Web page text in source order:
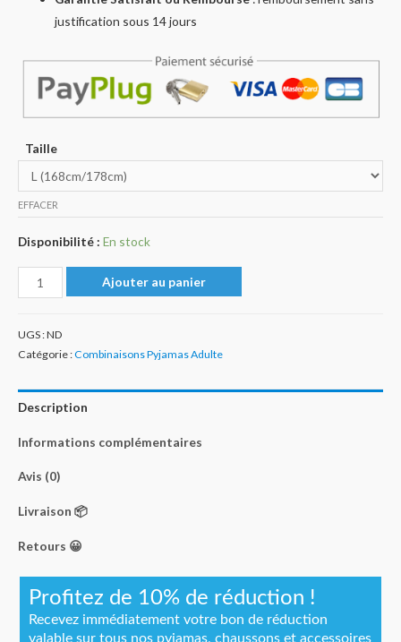
justification sous 14 jours
Taille
EFFACER
Disponibilité : En stock
quantité
de
Homme/Femme
Ajouter au panier
UGS :ND
Catégorie :Combinaisons Pyjamas Adulte
Description
Informations complémentaires
Avis (0)
Livraison 📦
Retours 😀